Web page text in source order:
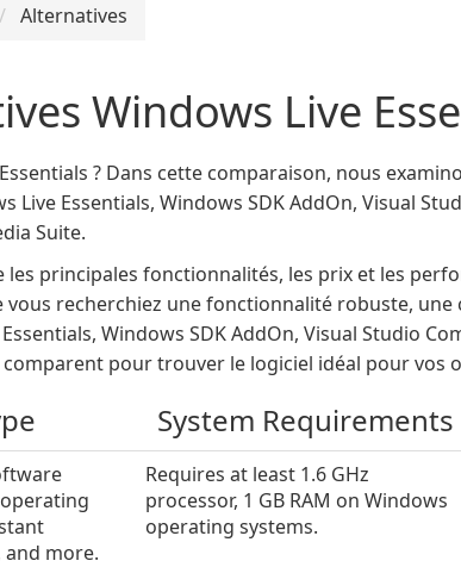
Alternatives
Windows Live
? Dans cette comparaison, nous
Essentials, Windows SDK AddOn, Visual
Suite.
principales fonctionnalités, les prix et les
recherchiez une fonctionnalité robuste,
Windows SDK AddOn, Visual Studio
pour trouver le logiciel idéal pour vos
System Requirements
more.
Requires at least 1.6 GHz
processor, 1 GB RAM on Windows
operating systems.